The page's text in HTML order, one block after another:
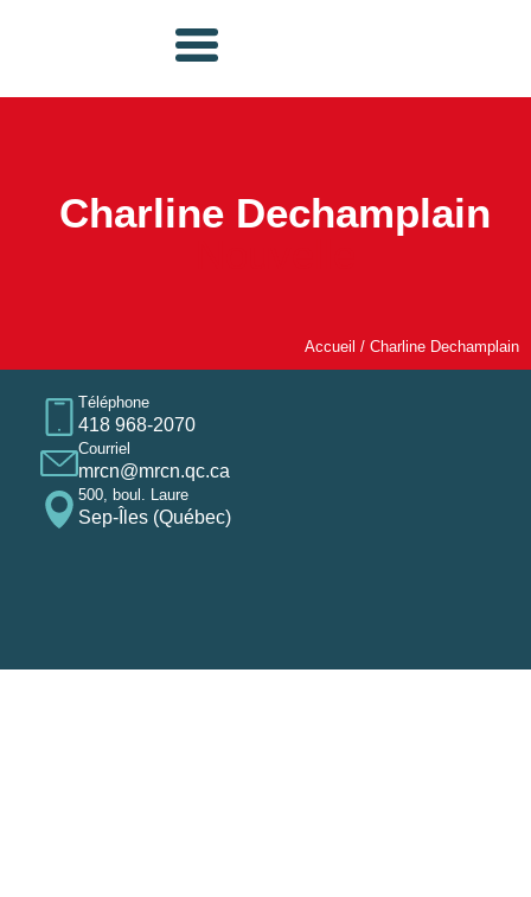
Charline Dechamplain
Accueil / Charline Dechamplain
Téléphone
418 968-2070
Courriel
mrcn@mrcn.qc.ca
500, boul. Laure
Sep-Îles (Québec)